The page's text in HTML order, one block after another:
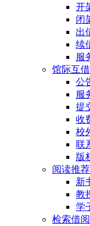
开
闭
出
续
服
馆际互
公
服
提
收
校
联
版
阅读推荐
新
教
学
检索借